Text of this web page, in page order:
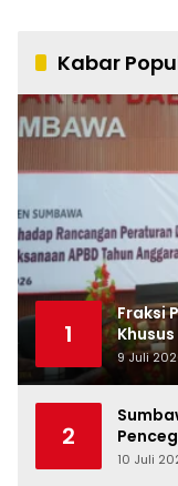
Kabar
1
Fraksi
9 Juli
2
10 Juli